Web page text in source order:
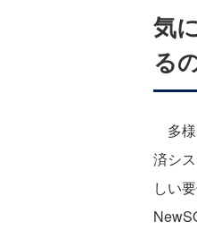
気
る
多様
済シ
しい